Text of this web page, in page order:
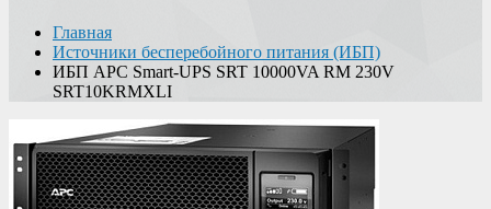
Главная
Источники бесперебойного питания (ИБП)
ИБП APC Smart-UPS SRT 10000VA RM 230V
SRT10KRMXLI